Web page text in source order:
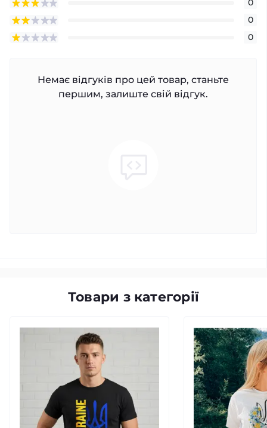
0
0
0
Немає відгуків про цей товар, станьте
першим, залиште свій відгук.
Товари з категорії